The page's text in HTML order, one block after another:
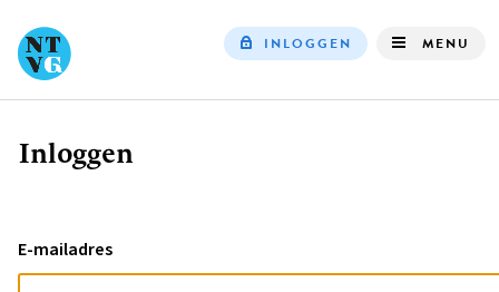
INLOGGEN MENU
Kruimelpad
Inloggen
E-mailadres